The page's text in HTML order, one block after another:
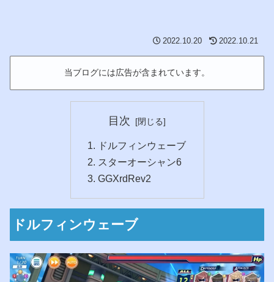
2022.10.20 2022.10.21
当ブログには広告が含まれています。
目次
ドルフィンウェーブ
スターオーシャン6
GGXrdRev2
ドルフィンウェーブ